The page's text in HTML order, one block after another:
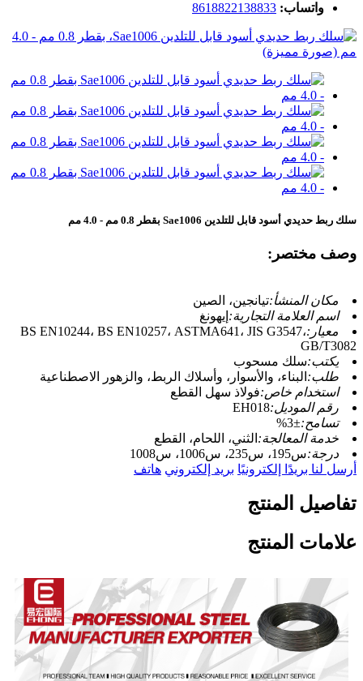
واتساب: 8618822138833
سلك ربط حديدي أسود قابل للتلدين Sae1006 بقطر 0.8 مم - 4.0 مم
وصف مختصر:
مكان المنشأ:تيانجين، الصين
اسم العلامة التجارية: إيهونغ
معيار:BS EN10244، BS EN10257، ASTMA641، JIS G3547،
GB/T3082
يكتب:سلك مسحوب
طلب: البناء، والأسوار، وأسلاك الربط، والزهور الاصطناعية
استخدام خاص:فولاذ سهل القطع
رقم الموديل:EH018
تسامح:±3%
خدمة المعالجة: الثني، اللحام، القطع
درجة:س195، س235، س1006، س1008
أرسل لنا بريدًا إلكترونيًا بريد إلكتروني هاتف
تفاصيل المنتج
علامات المنتج